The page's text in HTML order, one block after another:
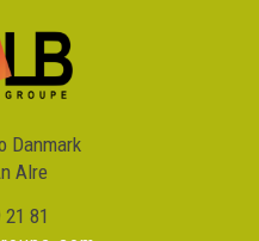
Danmark
Alre
81